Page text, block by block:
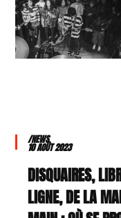
/NEWS
10 AOÛT 2023
DISQUAIRES,
LIGNE, DE LA